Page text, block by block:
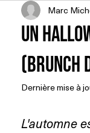
Un
(brunch
Marc
Dernière mise à
L'automne